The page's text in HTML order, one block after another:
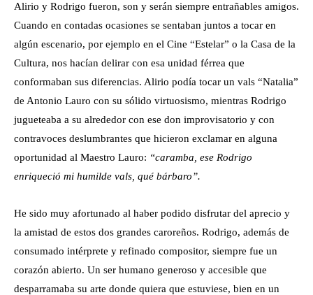
Alirio y Rodrigo fueron, son y serán siempre entrañables amigos.
Cuando en contadas ocasiones se sentaban juntos a tocar en
algún escenario, por ejemplo en el Cine “Estelar” o la Casa de la
Cultura, nos hacían delirar con esa unidad férrea que
conformaban sus diferencias. Alirio podía tocar un vals “Natalia”
de Antonio Lauro con su sólido virtuosismo, mientras Rodrigo
jugueteaba a su alrededor con ese don improvisatorio y con
contravoces deslumbrantes que hicieron exclamar en alguna
oportunidad al Maestro Lauro: “caramba, ese Rodrigo
enriqueció mi humilde vals, qué bárbaro”.
He sido muy afortunado al haber podido disfrutar del aprecio y
la amistad de estos dos grandes caroreños. Rodrigo, además de
consumado intérprete y refinado compositor, siempre fue un
corazón abierto. Un ser humano generoso y accesible que
desparramaba su arte donde quiera que estuviese, bien en un